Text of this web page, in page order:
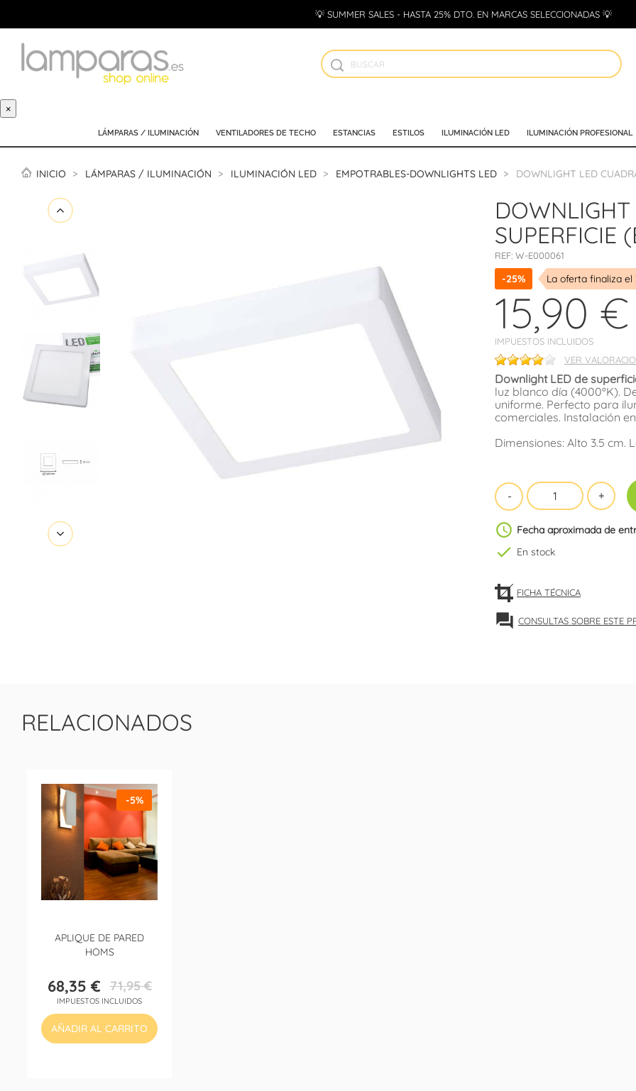
💡 SUMMER SALES - HASTA 25% DTO. EN MARCAS SELECCIONADAS 💡
×
LÁMPARAS / ILUMINACIÓN VENTILADORES DE TECHO ESTANCIAS ESTILOS ILUMINACIÓN LED ILUMINACIÓN PROFESIONAL
INICIO LÁMPARAS / ILUMINACIÓN ILUMINACIÓN LED EMPOTRABLES-DOWNLIGHTS LED DOWNLIGHT LED
SUPERFICIE
REF: W-E000061
-25% La oferta finaliza el
15,90 €
IMPUESTOS INCLUIDOS
VER
Downlight LED de
luz blanco día (4000ºK).
uniforme. Perfecto para
comerciales. Instalación
Dimensiones: Alto 3.5 cm.
schedule Fecha aproximada de
check En stock
FICHA TÉCNICA
forum CONSULTAS SOBRE ESTE
RELACIONADOS
APLIQUE DE PARED
HOMS
Precio
68,35 €Precio
base
71,95 €
IMPUESTOS INCLUIDOS
-5%
AÑADIR AL CARRITO